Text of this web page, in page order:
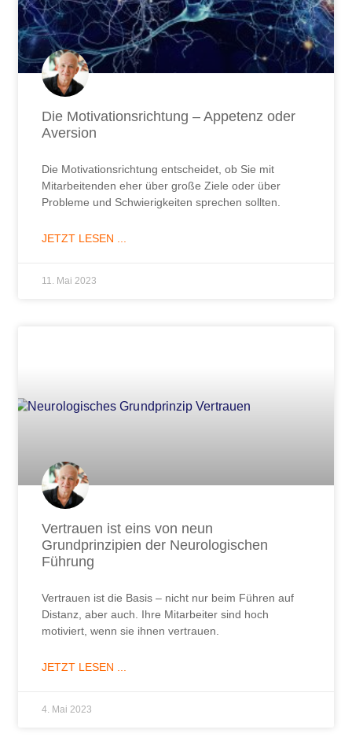
Die Motivationsrichtung – Appetenz oder
Aversion
Die Motivationsrichtung entscheidet, ob Sie mit
Mitarbeitenden eher über große Ziele oder über
Probleme und Schwierigkeiten sprechen sollten.
JETZT LESEN ...
11. Mai 2023
Vertrauen ist eins von neun
Grundprinzipien der Neurologischen
Führung
Vertrauen ist die Basis – nicht nur beim Führen auf
Distanz, aber auch. Ihre Mitarbeiter sind hoch
motiviert, wenn sie ihnen vertrauen.
JETZT LESEN ...
4. Mai 2023